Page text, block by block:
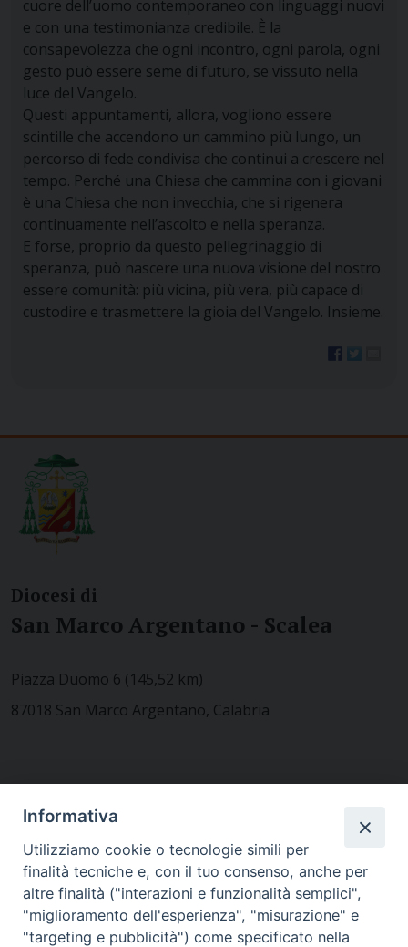
cuore dell’uomo contemporaneo con linguaggi nuovi
e con una testimonianza credibile. È la
consapevolezza che ogni incontro, ogni parola, ogni
gesto può essere seme di futuro, se vissuto nella
luce del Vangelo.
Questi appuntamenti, allora, vogliono essere
scintille che accendono un cammino più lungo, un
percorso di fede condivisa che continui a crescere nel
tempo. Perché una Chiesa che cammina con i giovani
è una Chiesa che non invecchia, che si rigenera
continuamente nell’ascolto e nella speranza.
E forse, proprio da questo pellegrinaggio di
speranza, può nascere una nuova visione del nostro
essere comunità: più vicina, più vera, più capace di
custodire e trasmettere la gioia del Vangelo. Insieme.
Diocesi di
San Marco Argentano - Scalea
Piazza Duomo 6 (145,52 km)
87018 San Marco Argentano, Calabria
MODULISTICA
WEBMAIL
Informativa
Utilizziamo cookie o tecnologie simili per
finalità tecniche e, con il tuo consenso, anche per
altre finalità ("interazioni e funzionalità semplici",
"miglioramento dell'esperienza", "misurazione" e
"targeting e pubblicità") come specificato nella